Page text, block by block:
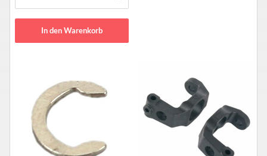
In den Warenkorb